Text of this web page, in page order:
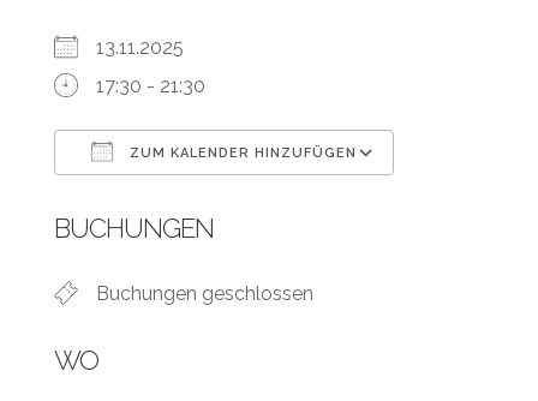
13.11.2025
17:30 - 21:30
ZUM KALENDER HINZUFÜGEN
BUCHUNGEN
Buchungen geschlossen
WO